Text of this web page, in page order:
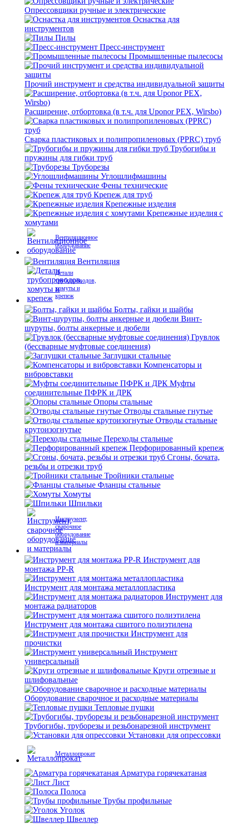
Опрессовщики ручные и электрические
Оснастка для
инструментов
Пилы
Пресс-инструмент
Промышленные пылесосы
Прочий инструмент и средства индивидуальной защиты
Расширение, отбортовка (в т.ч. для Uponor PEX, Wirsbo)
Сварка пластиковых и полипропиленовых (PPRC) труб
Трубогибы и
пружины для гибки труб
Труборезы
Углошлифмашины
Фены технические
Крепеж для труб
Крепежные изделия
Крепежные изделия с
хомутами
Вентиляционное
оборудование
Вентиляция
Детали
трубопроводов,
хомуты и
крепеж
Болты, гайки и шайбы
Винт-
шурупы, болты анкерные и дюбели
Грувлок
(бессварные муфтовые соединения)
Заглушки стальные
Компенсаторы и
вибровставки
Муфты
соединительные ПФРК и ДРК
Опоры стальные
Отводы стальные гнутые
Отводы стальные
крутоизогнутые
Переходы стальные
Перфорированный крепеж
Сгоны, бочата,
резьбы и отрезки труб
Тройники стальные
Фланцы стальные
Хомуты
Шпильки
Инструмент,
сварочное
оборудование
и материалы
Инструмент для
монтажа PP-R
Инструмент для монтажа металлопластика
Инструмент для
монтажа радиаторов
Инструмент для монтажа сшитого полиэтилена
Инструмент для
прочистки
Инструмент
универсальный
Круги отрезные и
шлифовальные
Оборудование сварочное и расходные материалы
Тепловые пушки
Трубогибы, труборезы и резьбонарезной инструмент
Установки для опрессовки
Металлопрокат
Арматура горячекатаная
Лист
Полоса
Трубы профильные
Уголок
Швеллер